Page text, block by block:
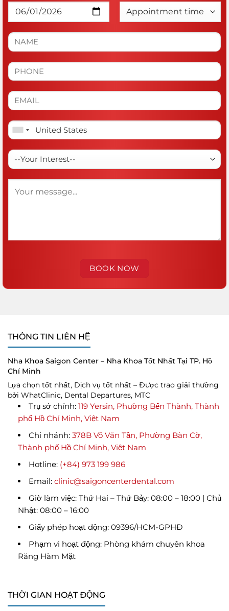
THÔNG TIN LIÊN HỆ
Nha Khoa Saigon Center – Nha Khoa Tốt Nhất Tại TP. Hồ
Chí Minh
Lựa chọn tốt nhất, Dịch vụ tốt nhất – Được trao giải thưởng
bởi WhatClinic, Dental Departures, MTC
Trụ sở chính: 119 Yersin, Phường Bến Thành, Thành
phố Hồ Chí Minh, Việt Nam
Chi nhánh: 378B Võ Văn Tần, Phường Bàn Cờ,
Thành phố Hồ Chí Minh, Việt Nam
Hotline: (+84) 973 199 986
Email: clinic@saigoncenterdental.com
Giờ làm việc: Thứ Hai – Thứ Bảy: 08:00 – 18:00 | Chủ
Nhật: 08:00 – 16:00
Giấy phép hoạt động: 09396/HCM-GPHĐ
Phạm vi hoạt động: Phòng khám chuyên khoa
Răng Hàm Mặt
THỜI GIAN HOẠT ĐỘNG